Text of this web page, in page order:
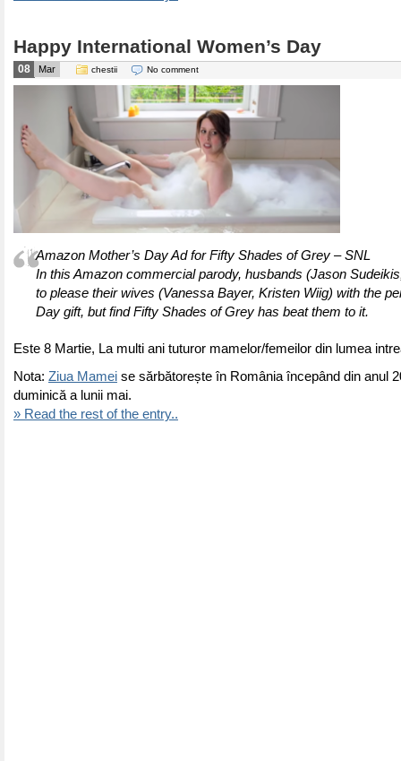
Happy International Women’s Day
08 Mar chestii No comment
Amazon Mother’s Day Ad for Fifty Shades of Grey – SNL
In this Amazon commercial parody, husbands (Jason
to please their wives (Vanessa Bayer, Kristen Wiig) with the
Day gift, but find Fifty Shades of Grey has beat them to it.
Este 8 Martie, La multi ani tuturor mamelor/femeilor din lumea
Nota: Ziua Mamei se sărbătorește în România începând din anul
duminică a lunii mai.
» Read the rest of the entry..